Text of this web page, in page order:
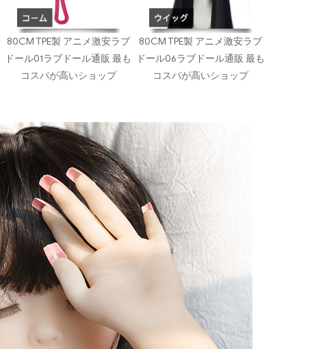
80CM TPE製 アニメ激安ラブ
ドール01ラブドール通販 最も
コスパが高いショップ
80CM TPE製 アニメ激安ラブ
ドール06ラブドール通販 最も
コスパが高いショップ